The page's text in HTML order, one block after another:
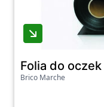
Folia do oczek
Brico Marche